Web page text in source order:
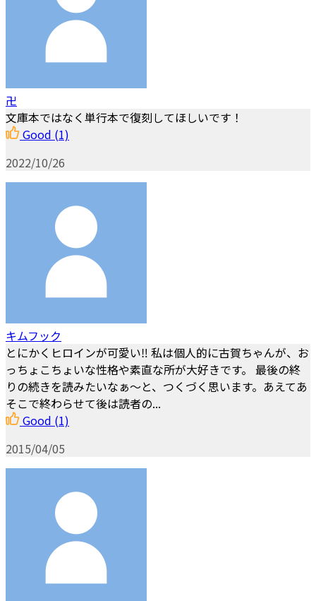
卍
文庫本ではなく単行本で復刻してほしいです！
Good (1)
2022/10/26
キムフック
とにかくヒロインが可愛い‼️ 私は個人的に古賀ちゃんが、お
っちょこちょいな性格や素直な所が大好きです。 最後の終
りの続きを読みたいなぁ〜と、つくづく思います。あえてあ
そこで終わらせて後は読者の...
Good (1)
2015/04/05